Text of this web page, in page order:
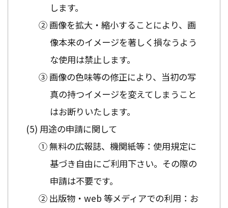
します。
② 画像を拡大・縮小することにより、画
像本来のイメージを著しく損なうよう
な使用は禁止します。
③ 画像の色味等の修正により、当初の写
真の持つイメージを変えてしまうこと
はお断りいたします。
用途の申請に関して
① 無料の広報誌、機関紙等：使用規定に
基づき自由にご利用下さい。その際の
申請は不要です。
② 出版物・web 等メディアでの利用：お